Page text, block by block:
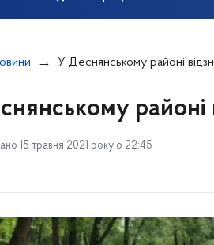
У Деснянському районі
15 травня 2021 року о 22:45